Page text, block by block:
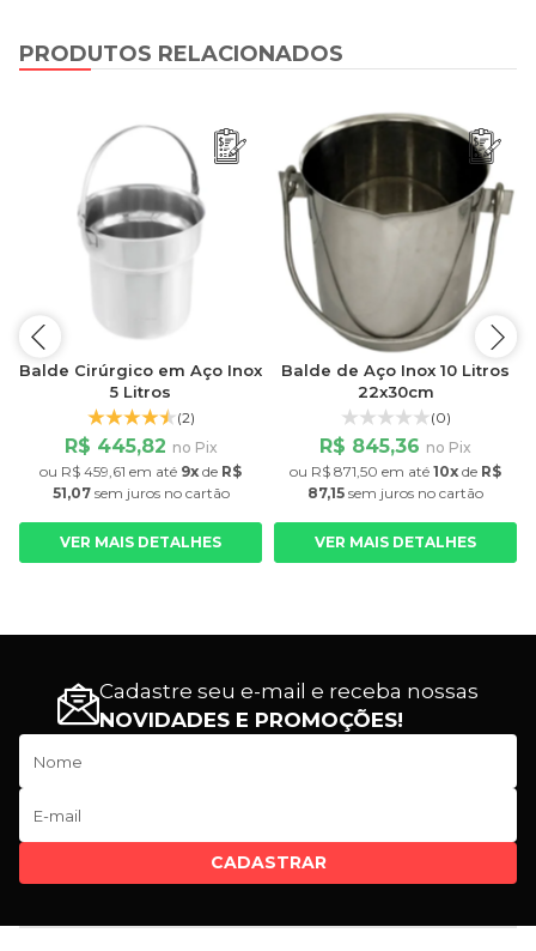
PRODUTOS RELACIONADOS
Balde Cirúrgico em Aço Inox
5 Litros
(2)
R$ 445,82 no Pix
ou R$ 459,61 em até 9x de R$
51,07 sem jurosno cartão
VER MAIS DETALHES
Balde de Aço Inox 10 Litros
22x30cm
(0)
R$ 845,36 no Pix
ou R$ 871,50 em até 10x de R$
87,15 sem juros no cartão
VER MAIS DETALHES
Cadastre seu e-mail e receba nossas
NOVIDADES E PROMOÇÕES!
CADASTRAR